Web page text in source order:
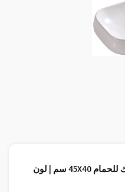
حوض سيراميك للحمام 45X40 سم | لون